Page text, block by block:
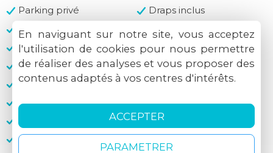
Parking privé
Draps inclus
Serviettes incluses
Local fermé
Outils
Itinéraires balades
Garage
Abri
Parking fermé
Chemins de randonnée
Espèces
Chèques acceptés
Virement bancaire
PayPal
En naviguant sur notre site, vous acceptez
l'utilisation de cookies pour nous permettre
de réaliser des analyses et vous proposer des
contenus adaptés à vos centres d'intérêts.
ACCEPTER
PARAMETRER